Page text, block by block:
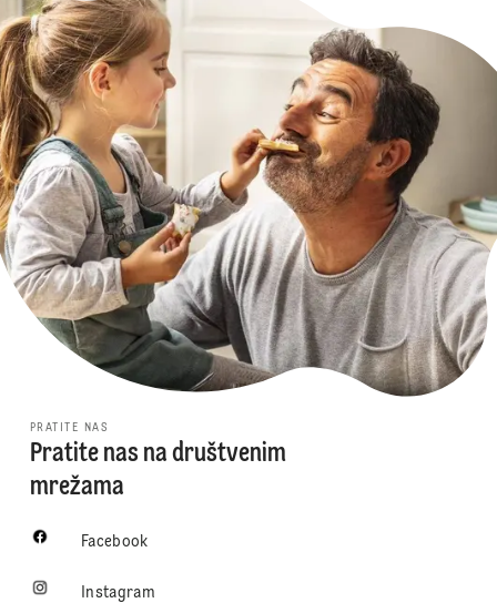
PRATITE NAS
Pratite nas na društvenim
mrežama
Facebook
Instagram